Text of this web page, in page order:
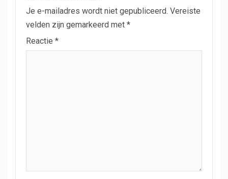
Je e-mailadres wordt niet gepubliceerd. Vereiste
velden zijn gemarkeerd met *
Reactie *